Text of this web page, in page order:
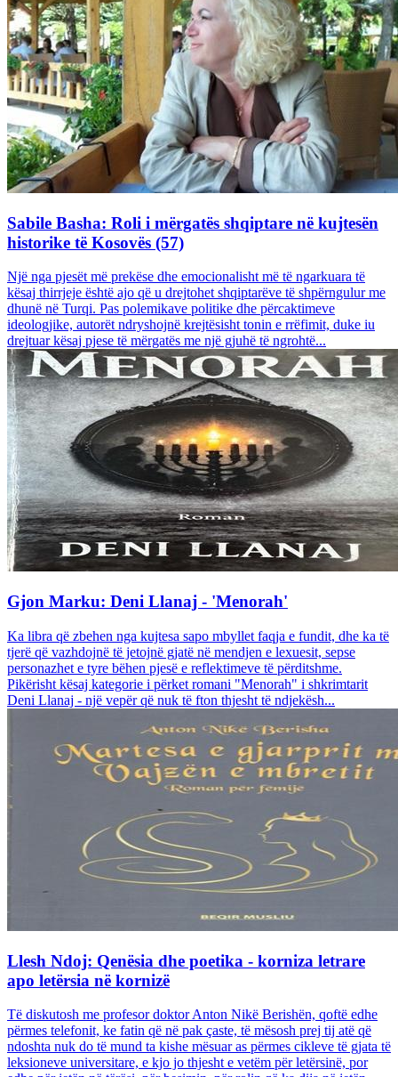
Sabile Basha: Roli i mërgatës shqiptare në kujtesën
historike të Kosovës (57)
Një nga pjesët më prekëse dhe emocionalisht më të ngarkuara të
kësaj thirrjeje është ajo që u drejtohet shqiptarëve të shpërngulur me
dhunë në Turqi. Pas polemikave politike dhe përcaktimeve
ideologjike, autorët ndryshojnë krejtësisht tonin e rrëfimit, duke iu
drejtuar kësaj pjese të mërgatës me një gjuhë të ngrohtë...
Gjon Marku: Deni Llanaj - 'Menorah'
Ka libra që zbehen nga kujtesa sapo mbyllet faqja e fundit, dhe ka të
tjerë që vazhdojnë të jetojnë gjatë në mendjen e lexuesit, sepse
personazhet e tyre bëhen pjesë e reflektimeve të përditshme.
Pikërisht kësaj kategorie i përket romani "Menorah" i shkrimtarit
Deni Llanaj - një vepër që nuk të fton thjesht të ndjekësh...
Llesh Ndoj: Qenësia dhe poetika - korniza letrare
apo letërsia në kornizë
Të diskutosh me profesor doktor Anton Nikë Berishën, qoftë edhe
përmes telefonit, ke fatin që në pak çaste, të mësosh prej tij atë që
ndoshta nuk do të mund ta kishe mësuar as përmes cikleve të gjata të
leksioneve universitare, e kjo jo thjesht e vetëm për letërsinë, por